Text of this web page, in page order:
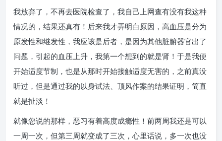
我放弃了，不再去医院检查了，我自己上网查有没有我这种
情况的，结果还真有！后来我才弄明白原因，高血压是分为
原发性和继发性，我应该是后者，是因为其他脏腑器官出了
问题，引起的血压上升，我第一个想到的就是肾！于是我便
开始适度节制，也是从那时开始接触适度无害的，之前真没
听过，但是通过我的以身试法、顶风作案的结果证明，简直
就是扯淡！
就像您说的那样，恶习有着高度成瘾性！前两周我还是可以
一周一次，但第三周就变成了三次，心里话说，多一次也没